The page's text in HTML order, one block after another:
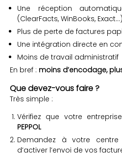
Une réception
(ClearFacts, WinBooks, Exact…)
Plus de perte de factures
Une intégration directe en
Moins de travail administratif
En bref : moins d’encodage,
Que devez-vous faire ?
Très simple :
Vérifiez que votre
PEPPOL
Demandez à votre
d’activer l’envoi de vos